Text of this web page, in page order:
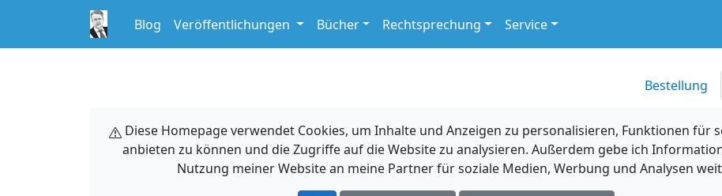
Blog Veröffentlichungen Bücher Rechtsprechung Service
Bestellung
Diese Homepage verwendet Cookies, um Inhalte und Anzeigen zu personalisieren, Funktionen für
anbieten zu können und die Zugriffe auf die Website zu analysieren. Außerdem gebe ich
Nutzung meiner Website an meine Partner für soziale Medien, Werbung und Analysen